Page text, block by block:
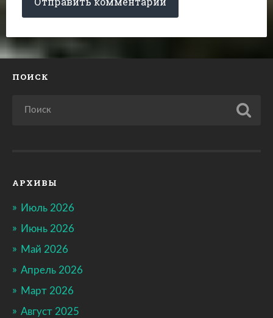
ПОИСК
АРХИВЫ
Июль 2026
Июнь 2026
Май 2026
Апрель 2026
Март 2026
Август 2025